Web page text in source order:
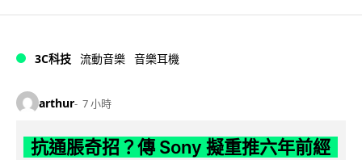
3C科技 流動音樂 音樂耳機
arthur 7 小時
抗通脹奇招？傳 Sony 擬重推六年前經